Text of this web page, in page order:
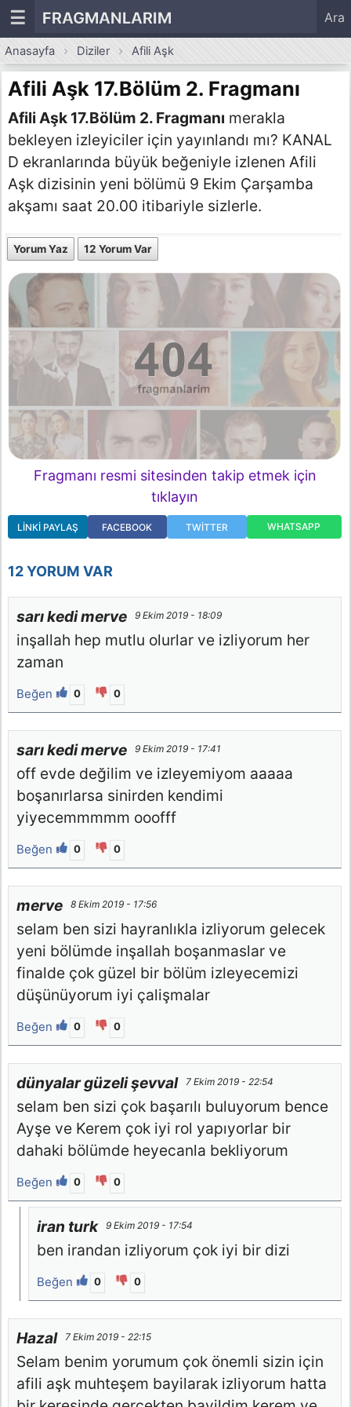
☰ FRAGMANLARIM Ara
Anasayfa Diziler Afili Aşk
Afili Aşk 17.Bölüm 2. Fragmanı
Afili Aşk 17.Bölüm 2. Fragmanı merakla
bekleyen izleyiciler için yayınlandı mı? KANAL
D ekranlarında büyük beğeniyle izlenen Afili
Aşk dizisinin yeni bölümü 9 Ekim Çarşamba
akşamı saat 20.00 itibariyle sizlerle.
Yorum Yaz 12 Yorum Var
Fragmanı resmi sitesinden takip etmek için
tıklayın
LINKI PAYLAŞ FACEBOOK TWITTER WHATSAPP
12 YORUM VAR
sarı kedi merve 9 Ekim 2019 - 18:09
inşallah hep mutlu olurlar ve izliyorum her
zaman
Beğen 0 0
sarı kedi merve 9 Ekim 2019 - 17:41
off evde değilim ve izleyemiyom aaaaa
boşanırlarsa sinirden kendimi
yiyecemmmmm ooofff
Beğen 0 0
merve 8 Ekim 2019 - 17:56
selam ben sizi hayranlıkla izliyorum gelecek
yeni bölümde inşallah boşanmaslar ve
finalde çok güzel bir bölüm izleyecemizi
düşünüyorum iyi çalişmalar
Beğen 0 0
dünyalar güzeli şevval 7 Ekim 2019 - 22:54
selam ben sizi çok başarılı buluyorum bence
Ayşe ve Kerem çok iyi rol yapıyorlar bir
dahaki bölümde heyecanla bekliyorum
Beğen 0 0
iran turk 9 Ekim 2019 - 17:54
ben irandan izliyorum çok iyi bir dizi
Beğen 0 0
Hazal 7 Ekim 2019 - 22:15
Selam benim yorumum çok önemli sizin için
afili aşk muhteşem bayilarak izliyorum hatta